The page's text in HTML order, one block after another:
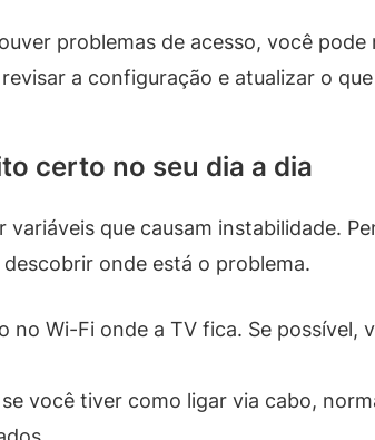
problemas de acesso, você
a configuração e atualizar o
certo no seu dia a dia
que causam instabilidade.
onde está o problema.
no Wi-Fi onde a TV fica. Se possível,
se você tiver como ligar via cabo,